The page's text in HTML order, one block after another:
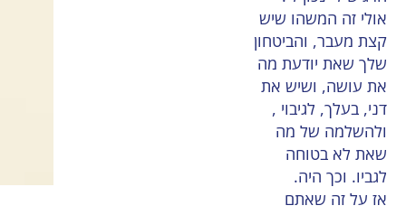
אולי זה המשהו שיש
קצת מעבר, והביטחון
שלך שאת יודעת מה
את עושה, ושיש את
דני, בעלך, לגיבוי ,
ולהשלמה של מה
שאת לא בטוחה
לגביו. וכך היה.
אז על זה שאתם